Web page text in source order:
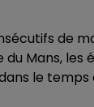
de
Mans,
le